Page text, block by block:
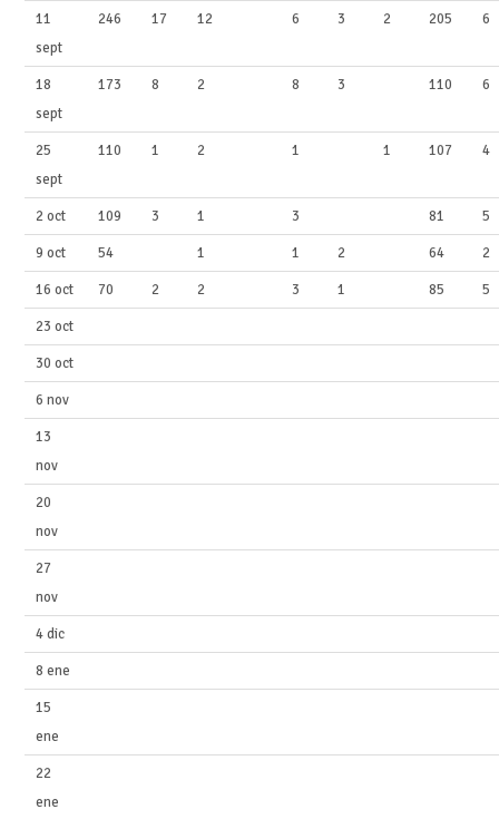
11
sept
246 17 12 6 3 2 205 6
18
sept
173 8 2 8 3 110 6
25
sept
110 1 2 1 1 107 4
2 oct 109 3 1 3 81 5
9 oct 54 1 1 2 64 2
16 oct 70 2 2 3 1 85 5
23 oct
30 oct
6 nov
13
nov
20
nov
27
nov
4 dic
8 ene
15
ene
22
ene